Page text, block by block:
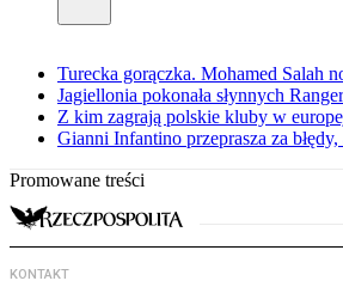
Turecka gorączka. Mohamed Salah
Jagiellonia pokonała słynnych
Z kim zagrają polskie kluby w
Gianni Infantino przeprasza za
Promowane treści
KONTAKT